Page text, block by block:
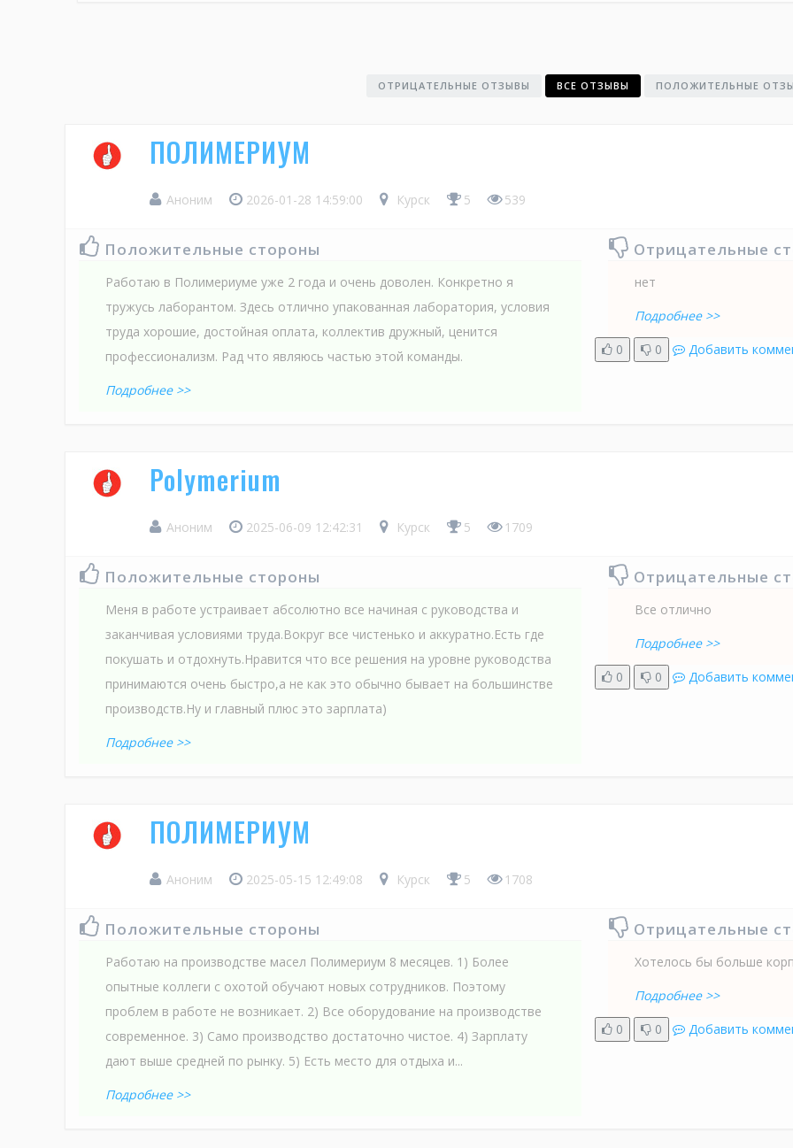
ОТРИЦАТЕЛЬНЫЕ ОТЗЫВЫ ВСЕ ОТЗЫВЫ ПОЛОЖИТЕЛЬНЫЕ
ПОЛИМЕРИУМ
Аноним 2026-01-28 14:59:00 Курск 5 539
Положительные стороны
Работаю в Полимериуме уже 2 года и очень доволен. Конкретно я
тружусь лаборантом. Здесь отлично упакованная лаборатория, условия
труда хорошие, достойная оплата, коллектив дружный, ценится
профессионализм. Рад что являюсь частью этой команды.
Подробнее >>
Отрицательные
нет
Подробнее >>
0
0 Добавить
Polymerium
Аноним 2025-06-09 12:42:31 Курск 5 1709
Положительные стороны
Меня в работе устраивает абсолютно все начиная с руководства и
заканчивая условиями труда.Вокруг все чистенько и аккуратно.Есть где
покушать и отдохнуть.Нравится что все решения на уровне руководства
принимаются очень быстро,а не как это обычно бывает на большинстве
производств.Ну и главный плюс это зарплата)
Подробнее >>
Отрицательные
Все отлично
Подробнее >>
0
0 Добавить
ПОЛИМЕРИУМ
Аноним 2025-05-15 12:49:08 Курск 5 1708
Положительные стороны
Работаю на производстве масел Полимериум 8 месяцев. 1) Более
опытные коллеги с охотой обучают новых сотрудников. Поэтому
проблем в работе не возникает. 2) Все оборудование на производстве
современное. 3) Само производство достаточно чистое. 4) Зарплату
дают выше средней по рынку. 5) Есть место для отдыха и...
Подробнее >>
Отрицательные
Хотелось бы больше
Подробнее >>
0
0 Добавить